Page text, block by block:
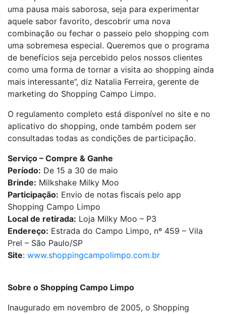
uma pausa mais saborosa, seja para experimentar
aquele sabor favorito, descobrir uma nova
combinação ou fechar o passeio pelo shopping com
uma sobremesa especial. Queremos que o programa
de benefícios seja percebido pelos nossos clientes
como uma forma de tornar a visita ao shopping ainda
mais interessante”, diz Natalia Ferreira, gerente de
marketing do Shopping Campo Limpo.
O regulamento completo está disponível no site e no
aplicativo do shopping, onde também podem ser
consultadas todas as condições de participação.
Serviço – Compre & Ganhe
Período: De 15 a 30 de maio
Brinde: Milkshake Milky Moo
Participação: Envio de notas fiscais pelo app
Shopping Campo Limpo
Local de retirada: Loja Milky Moo – P3
Endereço: Estrada do Campo Limpo, nº 459 – Vila
Prel – São Paulo/SP
Site: www.shoppingcampolimpo.com.br
Sobre o Shopping Campo Limpo
Inaugurado em novembro de 2005, o Shopping